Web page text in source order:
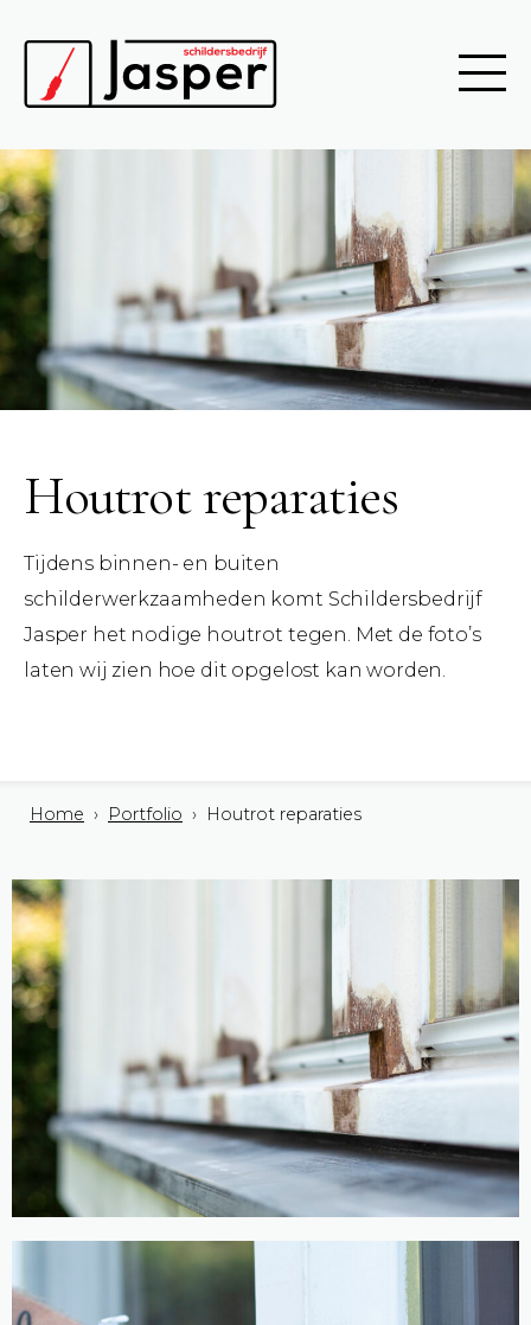
Houtrot reparaties
Tijdens binnen- en buiten
schilderwerkzaamheden komt Schildersbedrijf
Jasper het nodige houtrot tegen. Met de foto’s
laten wij zien hoe dit opgelost kan worden.
Home › Portfolio › Houtrot reparaties